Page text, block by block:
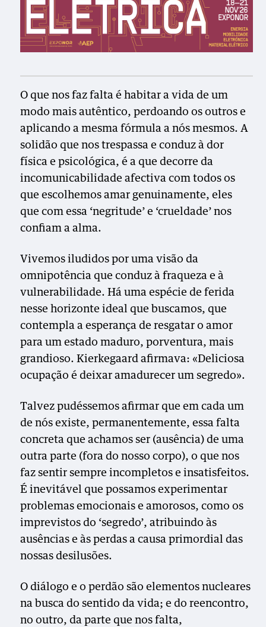
O que nos faz falta é habitar a vida de um
modo mais autêntico, perdoando os outros e
aplicando a mesma fórmula a nós mesmos. A
solidão que nos trespassa e conduz à dor
física e psicológica, é a que decorre da
incomunicabilidade afectiva com todos os
que escolhemos amar genuinamente, eles
que com essa ‘negritude’ e ‘crueldade’ nos
confiam a alma.
Vivemos iludidos por uma visão da
omnipotência que conduz à fraqueza e à
vulnerabilidade. Há uma espécie de ferida
nesse horizonte ideal que buscamos, que
contempla a esperança de resgatar o amor
para um estado maduro, porventura, mais
grandioso. Kierkegaard afirmava: «Deliciosa
ocupação é deixar amadurecer um segredo».
Talvez pudéssemos afirmar que em cada um
de nós existe, permanentemente, essa falta
concreta que achamos ser (ausência) de uma
outra parte (fora do nosso corpo), o que nos
faz sentir sempre incompletos e insatisfeitos.
É inevitável que possamos experimentar
problemas emocionais e amorosos, como os
imprevistos do ‘segredo’, atribuindo às
ausências e às perdas a causa primordial das
nossas desilusões.
O diálogo e o perdão são elementos nucleares
na busca do sentido da vida; e do reencontro,
no outro, da parte que nos falta,